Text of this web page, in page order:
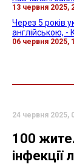
13 червня 2025,
Через 5 років
англійською, -
06 червня 2025,
24 червня 2025,
100
інфекції